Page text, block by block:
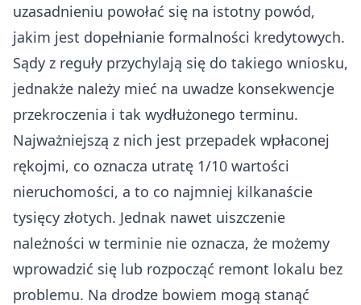
uzasadnieniu powołać się na istotny powód,
jakim jest dopełnianie formalności kredytowych.
Sądy z reguły przychylają się do takiego wniosku,
jednakże należy mieć na uwadze konsekwencje
przekroczenia i tak wydłużonego terminu.
Najważniejszą z nich jest przepadek wpłaconej
rękojmi, co oznacza utratę 1/10 wartości
nieruchomości, a to co najmniej kilkanaście
tysięcy złotych. Jednak nawet uiszczenie
należności w terminie nie oznacza, że możemy
wprowadzić się lub rozpocząć remont lokalu bez
problemu. Na drodze bowiem mogą stanąć